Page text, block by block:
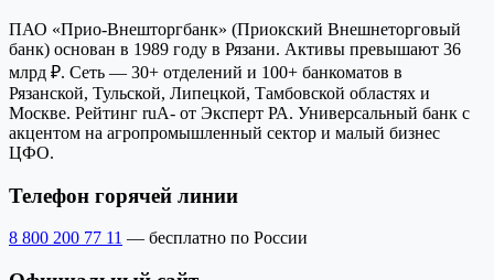
ПАО «Прио‑Внешторгбанк» (Приокский Внешнеторговый
банк) основан в 1989 году в Рязани. Активы превышают 36
млрд ₽. Сеть — 30+ отделений и 100+ банкоматов в
Рязанской, Тульской, Липецкой, Тамбовской областях и
Москве. Рейтинг ruA‑ от Эксперт РА. Универсальный банк с
акцентом на агропромышленный сектор и малый бизнес
ЦФО.
Телефон горячей линии
8 800 200 77 11 — бесплатно по России